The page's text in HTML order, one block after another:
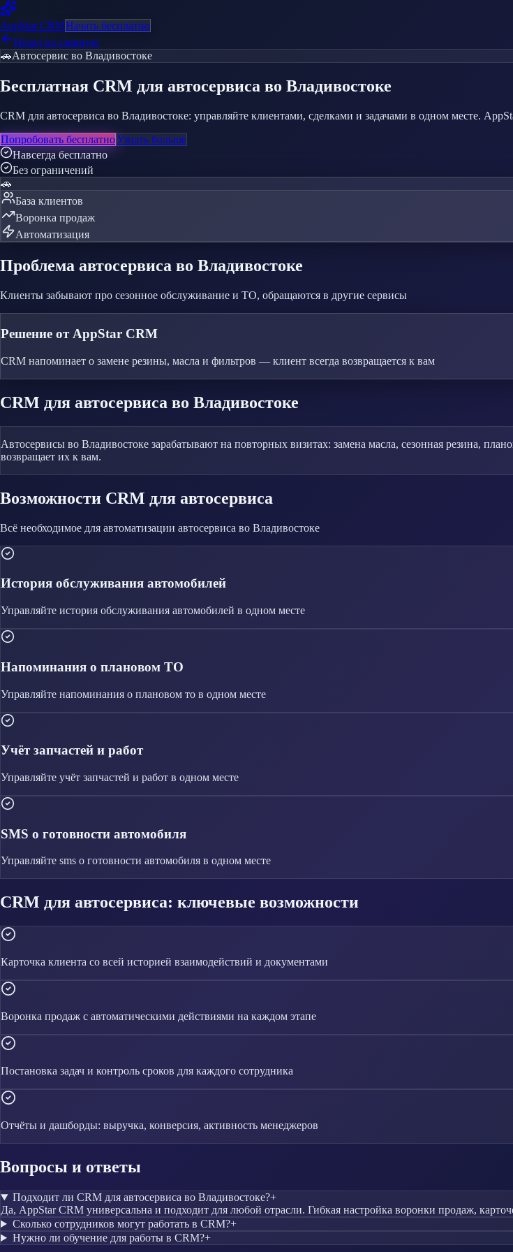
AppStarCRMНачать бесплатно
Назад на главную
🚗Автосервис во Владивостоке
Бесплатная CRM для автосервиса во Владивостоке
CRM для автосервиса во Владивостоке: управляйте клиентами, сделками и задачами в одном месте.
Попробовать бесплатноУзнать больше
Навсегда бесплатно
Без ограничений
🚗
База клиентов
Воронка продаж
Автоматизация
Проблема автосервиса во Владивостоке
Клиенты забывают про сезонное обслуживание и ТО, обращаются в другие сервисы
Решение от AppStar CRM
CRM напоминает о замене резины, масла и фильтров — клиент всегда возвращается к вам
CRM для автосервиса во Владивостоке
Автосервисы во Владивостоке зарабатывают на повторных визитах: замена масла, сезонная резина,
возвращает их к вам.
Возможности CRM для автосервиса
Всё необходимое для автоматизации автосервиса во Владивостоке
История обслуживания автомобилей
Управляйте история обслуживания автомобилей в одном месте
Напоминания о плановом ТО
Управляйте напоминания о плановом то в одном месте
Учёт запчастей и работ
Управляйте учёт запчастей и работ в одном месте
SMS о готовности автомобиля
Управляйте sms о готовности автомобиля в одном месте
CRM для автосервиса: ключевые возможности
Карточка клиента со всей историей взаимодействий и документами
Воронка продаж с автоматическими действиями на каждом этапе
Постановка задач и контроль сроков для каждого сотрудника
Отчёты и дашборды: выручка, конверсия, активность менеджеров
Вопросы и ответы
Подходит ли CRM для автосервиса во Владивостоке?+
Да, AppStar CRM универсальна и подходит для любой отрасли. Гибкая настройка воронки продаж,
Сколько сотрудников могут работать в CRM?+
Нужно ли обучение для работы в CRM?+